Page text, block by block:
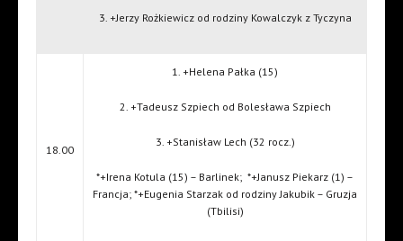
3. +Jerzy Rożkiewicz od rodziny Kowalczyk z Tyczyna
18.00
1. +Helena Pałka (15)
2. +Tadeusz Szpiech od Bolesława Szpiech
3. +Stanisław Lech (32 rocz.)
*+Irena Kotula (15) – Barlinek; *+Janusz Piekarz (1) –
Francja; *+Eugenia Starzak od rodziny Jakubik – Gruzja
(Tbilisi)